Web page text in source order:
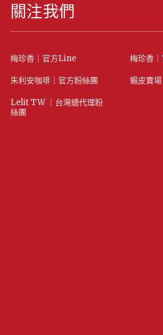
關注我們
梅珍香｜官方Line 梅珍香
朱利安咖啡｜官方粉絲團 蝦皮賣
Lelit TW ｜台灣總代理粉
絲團